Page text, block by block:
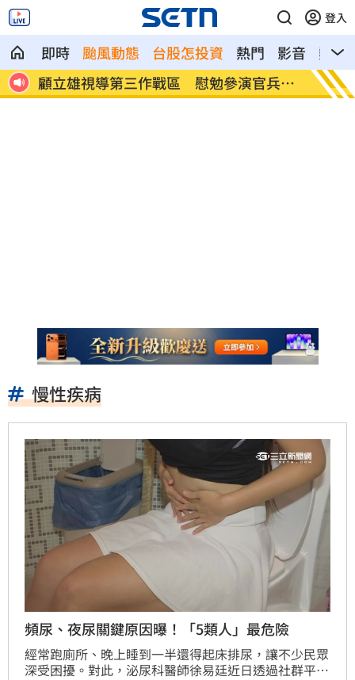
登入
即時 颱風動態 台股怎投資 熱門 影音
熱搜
辛
放雙手騎車喊手麻！騎士遭打臉仍判罰
夢幻
神曲
慢性疾病
頻尿、夜尿關鍵原因曝！「5類人」最危險
經常跑廁所、晚上睡到一半還得起床排尿，讓不少民眾
深受困擾。對此，泌尿科醫師徐易廷近日透過社群平台